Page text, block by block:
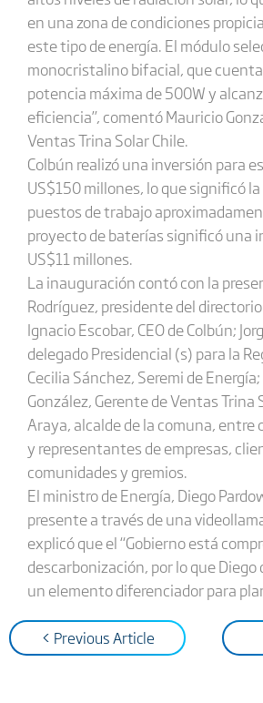
en una zona de condiciones
este tipo de energía. El módulo
monocristalino bifacial, que
potencia máxima de 500W y
eficiencia”, comentó Mauricio
Ventas Trina Solar Chile.
Colbún realizó una inversión para
US$150 millones, lo que significó
puestos de trabajo
proyecto de baterías significó una
US$11 millones.
La inauguración contó con la
Rodríguez, presidente del directorio
Ignacio Escobar, CEO de Colbún;
delegado Presidencial (s) para la
Cecilia Sánchez, Seremi de
González, Gerente de Ventas Trina
Araya, alcalde de la comuna,
y representantes de empresas,
comunidades y gremios.
El ministro de Energía, Diego
presente a través de una
explicó que el “Gobierno está
descarbonización, por lo que Diego
un elemento diferenciador para
< Previous Article